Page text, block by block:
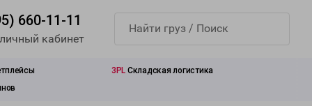
660-11-11
кабинет
3PL Складская логистика